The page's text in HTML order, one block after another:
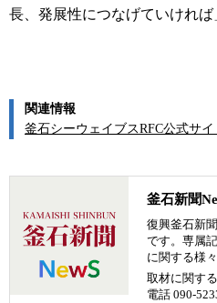
長、発展性につなげていければ
関連情報
釜石シーウェイブスRFC公式サイ
釜石新聞
復興釜石新
です。専属
に関する様
取材に関す
電話 090-